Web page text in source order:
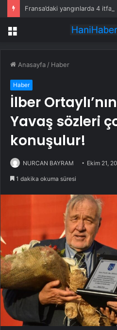
Fransa’daki yangınlarda 4
Menü
Anasayfa / Haber
Haber
İlber
Yavaş sözleri
konuşulur!
NURCAN BAYRAM Ekim 21,
1 dakika okuma süresi